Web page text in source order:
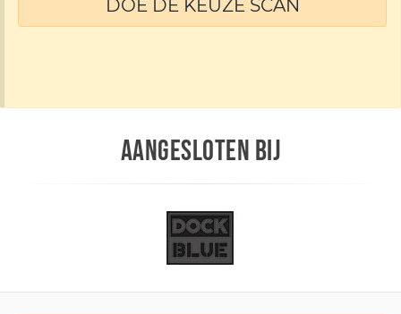
DOE DE KEUZE SCAN
AANGESLOTEN BIJ